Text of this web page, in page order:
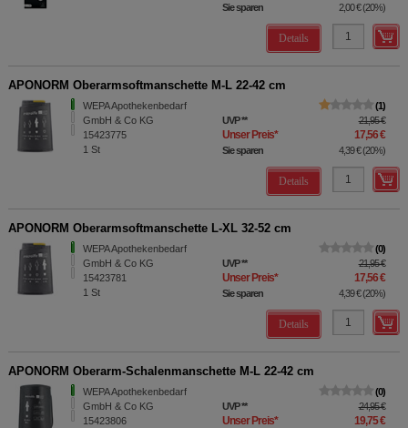
Sie sparen 2,00 €(20%)
Details
APONORM Oberarmsoftmanschette M-L 22-42 cm
WEPA Apothekenbedarf
GmbH & Co KG
15423775
1 St
1
UVP** 21,95 €
Unser Preis* 17,56 €
Sie sparen 4,39 €(20%)
Details
APONORM Oberarmsoftmanschette L-XL 32-52 cm
WEPA Apothekenbedarf
GmbH & Co KG
15423781
1 St
0
UVP** 21,95 €
Unser Preis* 17,56 €
Sie sparen 4,39 €(20%)
Details
APONORM Oberarm-Schalenmanschette M-L 22-42 cm
WEPA Apothekenbedarf
GmbH & Co KG
15423806
0
UVP** 24,95 €
Unser Preis* 19,75 €